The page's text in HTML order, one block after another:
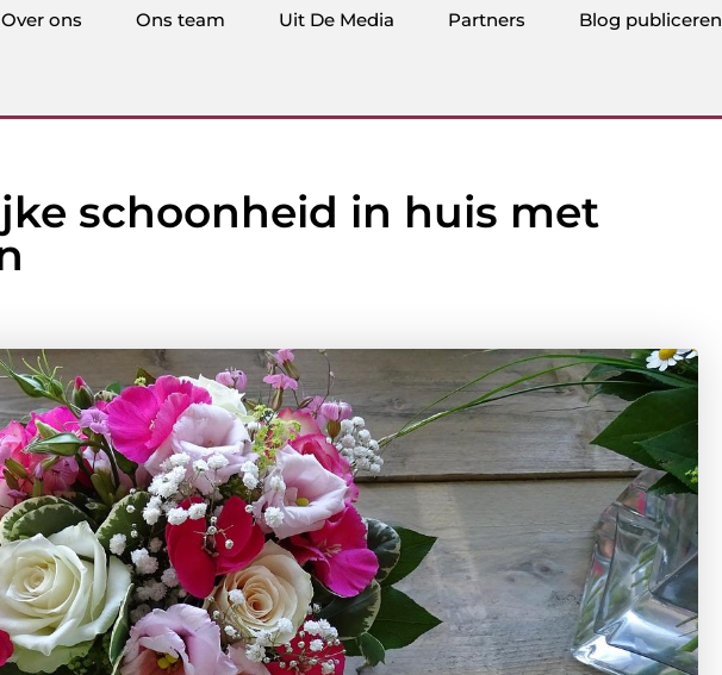
Over ons Ons team Uit De Media Partners Blog publiceren
schoonheid in huis met